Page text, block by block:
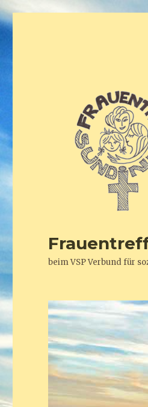
beim VSP Verbund für